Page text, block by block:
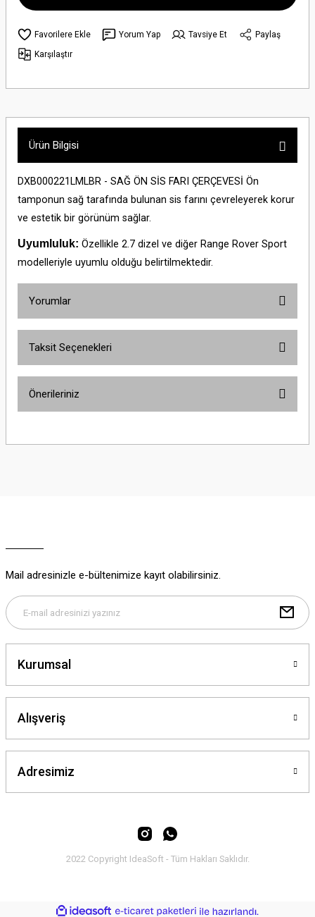
Yorum Yap Tavsiye Et
Paylaş
Karşılaştır
Ürün Bilgisi
DXB000221LMLBR - SAĞ ÖN SİS FARI ÇERÇEVESİ Ön
tamponun sağ tarafında bulunan sis farını çevreleyerek korur
ve estetik bir görünüm sağlar.
Uyumluluk: Özellikle 2.7 dizel ve diğer Range Rover Sport
modelleriyle uyumlu olduğu belirtilmektedir.
Yorumlar
Taksit Seçenekleri
Önerileriniz
yetersiz gördüğünüz noktaları öneri formunu kullanarak tarafımıza
Bu ürüne benzer farklı alternatifler olmalı.
Mail adresinizle e-bültenimize kayıt olabilirsiniz.
Kurumsal
Alışveriş
Adresimiz
2022 Copyright IdeaSoft - Tüm Hakları Saklıdır.
ideasoft e-